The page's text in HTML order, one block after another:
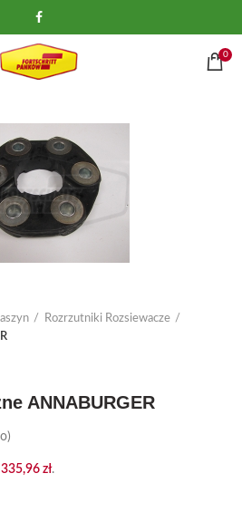
0
Rozrzutniki Rozsiewacze
ANNABURGER
335,96 zł.